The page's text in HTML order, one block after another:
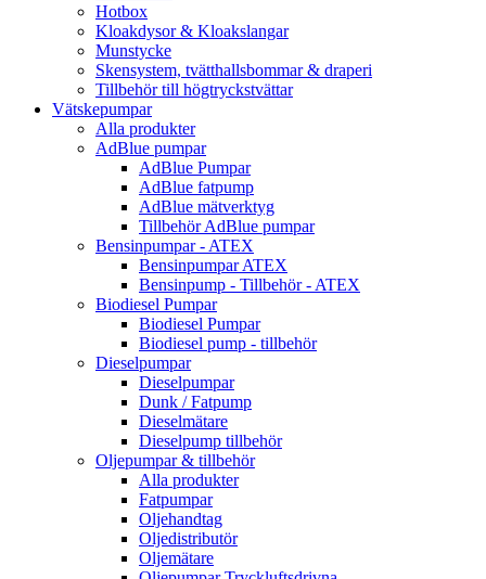
Hotbox
Kloakdysor & Kloakslangar
Munstycke
Skensystem, tvätthallsbommar & draperi
Tillbehör till högtryckstvättar
Vätskepumpar
Alla produkter
AdBlue pumpar
AdBlue Pumpar
AdBlue fatpump
AdBlue mätverktyg
Tillbehör AdBlue pumpar
Bensinpumpar - ATEX
Bensinpumpar ATEX
Bensinpump - Tillbehör - ATEX
Biodiesel Pumpar
Biodiesel Pumpar
Biodiesel pump - tillbehör
Dieselpumpar
Dieselpumpar
Dunk / Fatpump
Dieselmätare
Dieselpump tillbehör
Oljepumpar & tillbehör
Alla produkter
Fatpumpar
Oljehandtag
Oljedistributör
Oljemätare